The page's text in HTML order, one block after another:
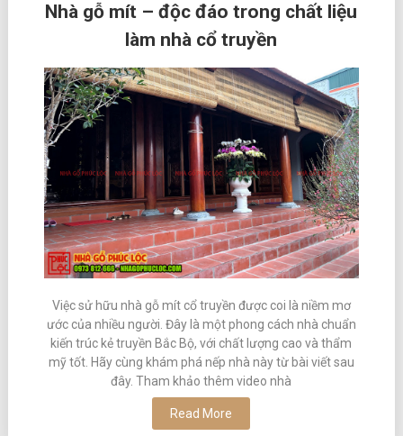
Nhà gỗ mít – độc đáo trong chất liệu
làm nhà cổ truyền
Việc sử hữu nhà gỗ mít cổ truyền được coi là niềm mơ
ước của nhiều người. Đây là một phong cách nhà chuẩn
kiến trúc kẻ truyền Bắc Bộ, với chất lượng cao và thẩm
mỹ tốt. Hãy cùng khám phá nếp nhà này từ bài viết sau
đây. Tham khảo thêm video nhà
Read More